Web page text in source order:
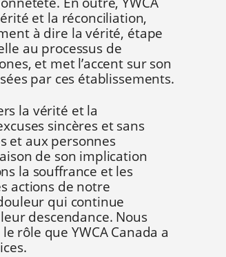
et la réconciliation,
à dire la vérité, étape
au processus de
et met l’accent sur son
par ces établissements.
la vérité et la
sincères et sans
et aux personnes
de son implication
la souffrance et les
actions de notre
qui continue
descendance. Nous
rôle que YWCA Canada a